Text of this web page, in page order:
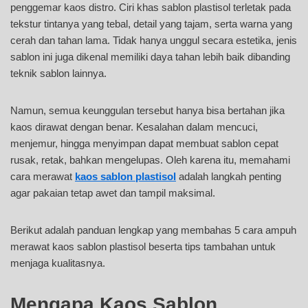
penggemar kaos distro. Ciri khas sablon plastisol terletak pada
tekstur tintanya yang tebal, detail yang tajam, serta warna yang
cerah dan tahan lama. Tidak hanya unggul secara estetika, jenis
sablon ini juga dikenal memiliki daya tahan lebih baik dibanding
teknik sablon lainnya.
Namun, semua keunggulan tersebut hanya bisa bertahan jika
kaos dirawat dengan benar. Kesalahan dalam mencuci,
menjemur, hingga menyimpan dapat membuat sablon cepat
rusak, retak, bahkan mengelupas. Oleh karena itu, memahami
cara merawat kaos sablon plastisol adalah langkah penting
agar pakaian tetap awet dan tampil maksimal.
Berikut adalah panduan lengkap yang membahas 5 cara ampuh
merawat kaos sablon plastisol beserta tips tambahan untuk
menjaga kualitasnya.